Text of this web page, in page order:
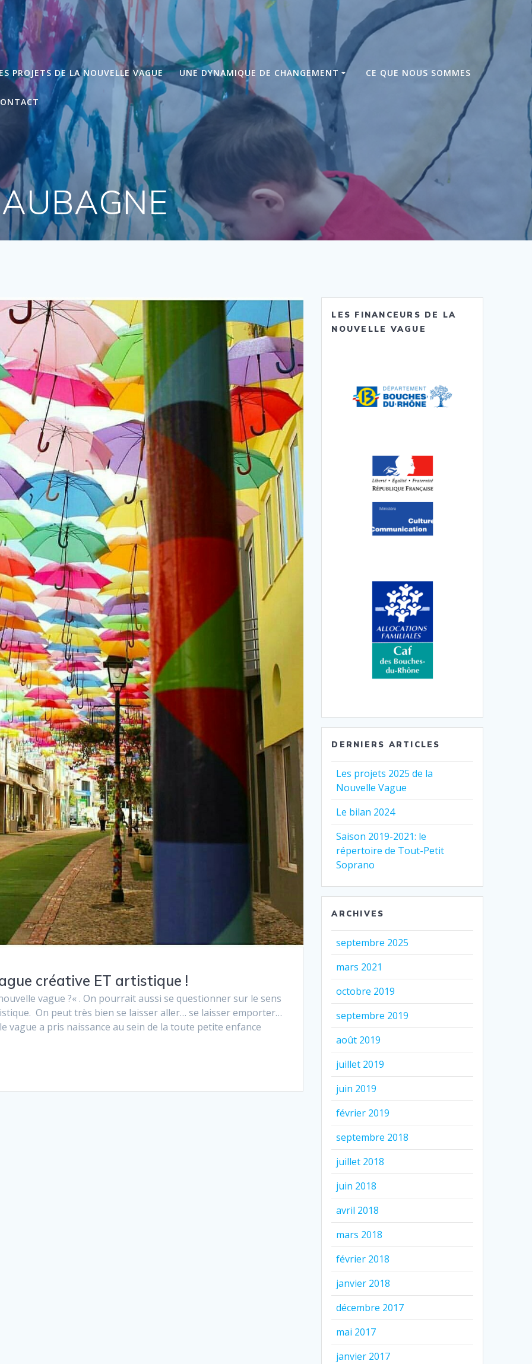
PROJETS DE LA NOUVELLE VAGUE UNE DYNAMIQUE DE CHANGEMENT CE QUE NOUS SOMMES
créative ET artistique !
vague ?« . On pourrait aussi se questionner sur le sens
On peut très bien se laisser aller… se laisser emporter…
vague a pris naissance au sein de la toute petite enfance
LES FINANCEURS DE LA
NOUVELLE VAGUE
DERNIERS ARTICLES
Les projets 2025 de la
Nouvelle Vague
Le bilan 2024
Saison 2019-2021: le
répertoire de Tout-Petit
Soprano
ARCHIVES
septembre 2025
mars 2021
octobre 2019
septembre 2019
août 2019
juillet 2019
juin 2019
février 2019
septembre 2018
juillet 2018
juin 2018
avril 2018
mars 2018
février 2018
janvier 2018
décembre 2017
mai 2017
janvier 2017